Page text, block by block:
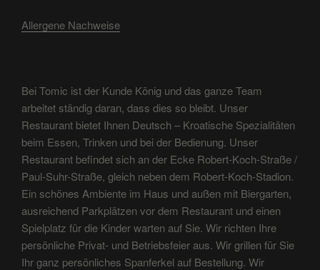
Allergene Nachweise
Bei Tomic ist der Kunde König und das ganze Team
arbeitet ständig daran, dass dies so bleibt. Unser
Restaurant bietet Ihnen Deutsch – Kroatische Spezialitäten
beim Essen, Trinken und bei der Bedienung. Unser
Restaurant befindet sich an der Ecke Robert-Koch-Straße /
Paul-Suhr-Straße, gleich neben dem Robert-Koch-Stadion.
Ein schönes Ambiente im Haus und außen mit Biergarten,
ausreichend Parkplätzen vor dem Restaurant und einen
Spielplatz für die Kinder warten auf Sie. Wir richten Ihre
persönliche Privat- und Betriebsfeier aus. Wir grillen für Sie
Ihr ganz persönliches Spanferkel auf Bestellung. Wir